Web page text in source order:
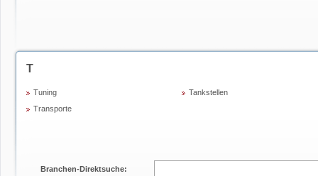
T
Tuning
Transporte
Tankstellen
Branchen-Direktsuche: